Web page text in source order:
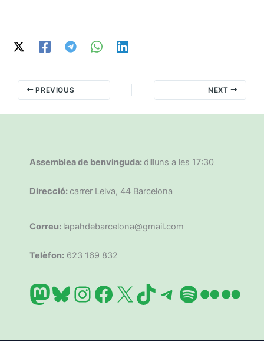
PREVIOUS NEXT
Assemblea de benvinguda: dilluns a les 17:30
Direcció: carrer Leiva, 44 Barcelona
Correu: lapahdebarcelona@gmail.com
Telèfon: 623 169 832
Mastodon
Bluesky
Instagram
Facebook
X TikTok
Telegram
Spotify
Flickr